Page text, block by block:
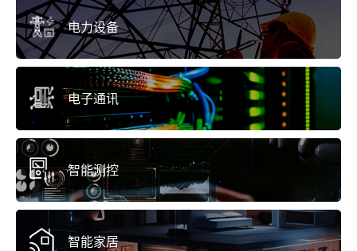
电力设备
电子通讯
智能测控
智能家居